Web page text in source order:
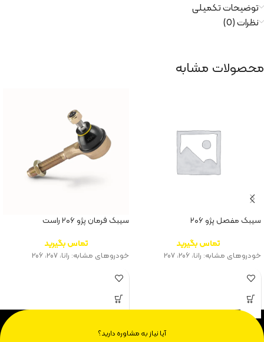
توضیحات تکمیلی
نظرات (0)
محصولات مشابه
سیبک مفصل پژو ۲۰۶
تماس بگیرید
خودروهای مشابه: رانا، ۲۰۶، ۲۰۷
سیبک فرمان پژو ۲۰۶ راست
تماس بگیرید
خودروهای مشابه: رانا، ۲۰۷، ۲۰۶
آیا نیاز به مشاوره دارید؟